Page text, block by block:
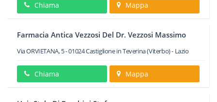
Chiama Mappa
Farmacia Antica Vezzosi Del Dr. Vezzosi Massimo
Via ORVIETANA, 5-01024Castiglione in Teverina(Viterbo) - Lazio
Chiama Mappa